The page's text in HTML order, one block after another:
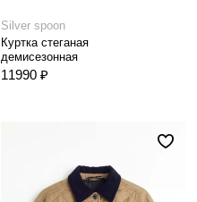
Silver spoon
Куртка стеганая
демисезонная
11990 ₽